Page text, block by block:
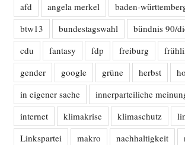
afd angela merkel baden-
btw13
bundestagswahl
bündnis 90/
cdu
fantasy fdp freiburg
gender
google grüne herbst
in eigener sache
innerparteiliche
internet
klimakrise klimaschutz
Linkspartei
makro nachhaltigkeit